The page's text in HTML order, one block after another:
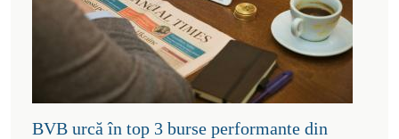
BVB urcă în top 3 burse performante din